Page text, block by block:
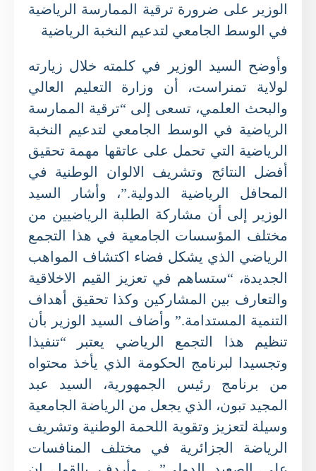
الوزير على ضرورة ترقية الممارسة الرياضية
في الوسط الجامعي لتدعيم النخبة الرياضية
وأوضح السيد الوزير في كلمته خلال زيارته
لولاية تمنراست، أن وزارة التعليم العالي
والبحث العلمي، تسعى إلى“ترقية الممارسة
الرياضية في الوسط الجامعي لتدعيم النخبة
الرياضية التي تحمل على عاتقها مهمة تحقيق
أفضل النتائج وتشريف الالوان الوطنية في
المحافل الرياضية الدولية.”، وأشار السيد
الوزير إلى أن مشاركة الطلبة الرياضيين من
مختلف المؤسسات الجامعية في هذا التجمع
الرياضي الذي يشكل فضاء اكتشاف المواهب
الجديدة، ستساهم في تعزيز القيم الاخلاقية
والتعارف بين المشاركين وكذا تحقيق أهداف
التنمية المستدامة.”وأضاف السيد الوزير بأن
تنظيم هذا التجمع الرياضي يعتبر
“تنفيذا
وتجسيدا لبرنامج الحكومة الذي يأخذ محتواه
من برنامج رئيس الجمهورية، السيد عبد
المجيد تبون، الذي يجعل من الرياضة الجامعية
وسيلة لتعزيز وتقوية اللحمة الوطنية وتشريف
الرياضة الجزائرية في مختلف المنافسات